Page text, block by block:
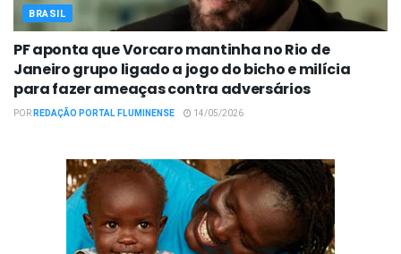
BRASIL
PF aponta que Vorcaro mantinha no Rio de
Janeiro grupo ligado a jogo do bicho e milícia
para fazer ameaças contra adversários
PORREDAÇÃO PORTAL FLUMINENSE 14/05/2026